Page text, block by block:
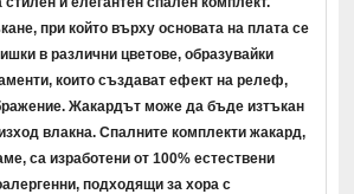
при който върху основата на плата се
в различни цветове, образувайки
които създават ефект на релеф,
Жакардът може да бъде изтъкан
влакна. Спалните комплекти жакард,
са изработени от 100% естествени
подходящи за хора с